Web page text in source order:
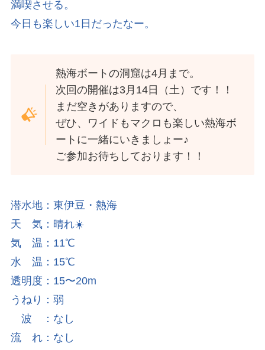
満喫させる。
今日も楽しい1日だったなー。
熱海ボートの洞窟は4月まで。
次回の開催は3月14日（土）です！！
まだ空きがありますので、
ぜひ、ワイドもマクロも楽しい熱海ボ
ートに一緒にいきましょー♪
ご参加お待ちしております！！
潜水地：東伊豆・熱海
天 気：晴れ☀️
気 温：11℃
水 温：15℃
透明度：15〜20m
うねり：弱
波 ：なし
流 れ：なし